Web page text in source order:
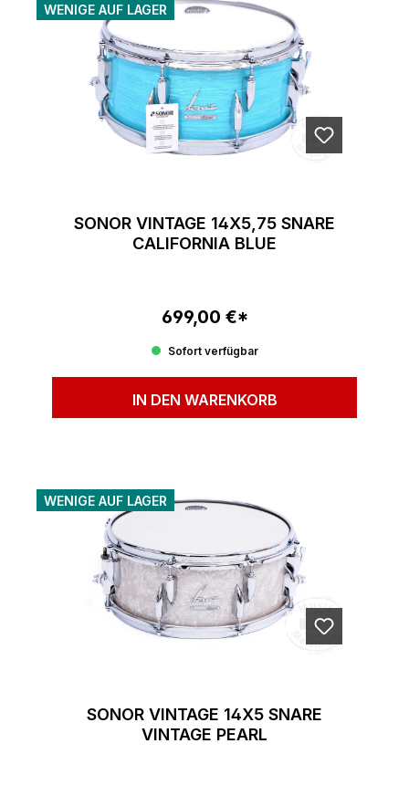
WENIGE AUF LAGER
SONOR VINTAGE 14X5,75 SNARE
CALIFORNIA BLUE
Regulärer Preis:
699,00 €*
Sofort verfügbar
IN DEN WARENKORB
WENIGE AUF LAGER
SONOR VINTAGE 14X5 SNARE
VINTAGE PEARL